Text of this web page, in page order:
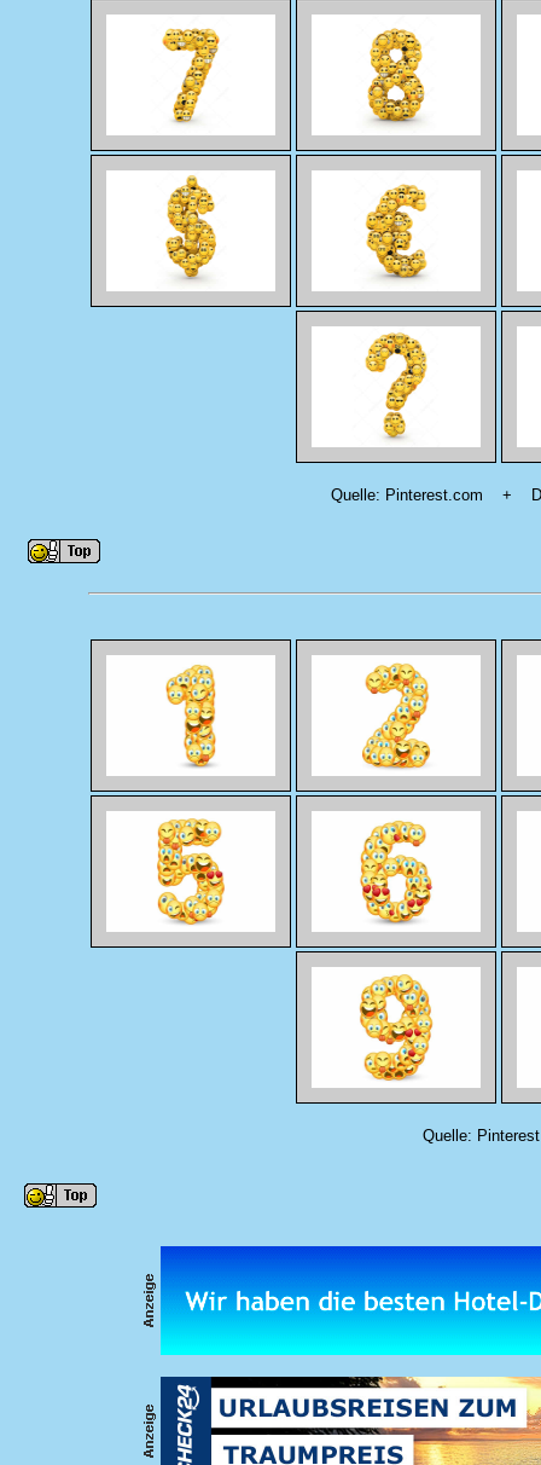
Quelle: Pinterest.com +
Quelle: